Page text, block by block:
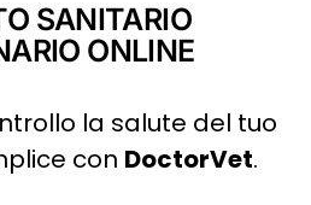
SANITARIO
ONLINE
la salute del tuo
con DoctorVet.